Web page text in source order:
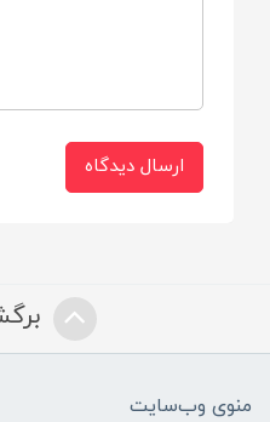
ارسال دیدگاه
منوی وب‌سایت